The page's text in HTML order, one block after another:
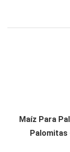
Maíz Para
Palomitas